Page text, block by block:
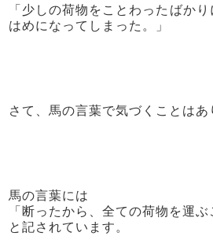
「少しの荷物をことわったばか
はめになってしまった。」
さて、馬の言葉で気づくことはあ
馬の言葉には
「断ったから、全ての荷物を運ぶ
と記されています。